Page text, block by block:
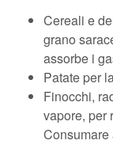
Cereali e
grano
assorbe i
Patate per
Finocchi,
vapore, per